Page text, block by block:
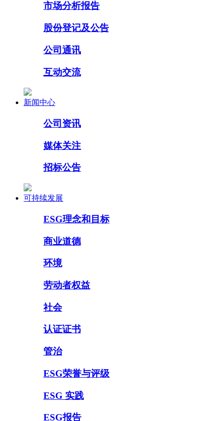
市场分析报告
股份登记及公告
公司通讯
互动交流
新闻中心
公司资讯
媒体关注
招标公告
可持续发展
ESG理念和目标
商业道德
环境
劳动者权益
社会
认证证书
管治
ESG荣誉与评级
ESG 实践
ESG报告